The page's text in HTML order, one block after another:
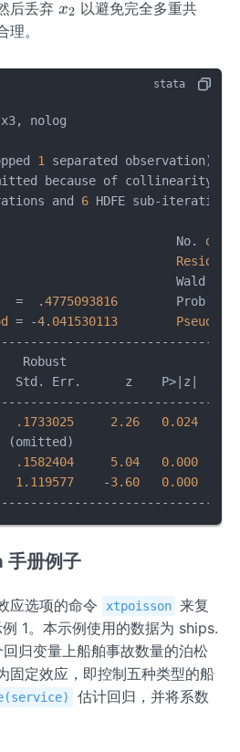
后丢弃 x
x2 以避免完全多重共
。
nolog
1
separated observation)
because of collinearity:
and 6 HDFE sub-
No. of
Residual
Wald
=
.4775093816
Prob
= -4.041530113 Pseudo
Robust
Std. Err.      z    P>|z|
.1733025 2.26 0.024
(omitted)
.1582404 5.04 0.000
1.119577
    -
3.60 0.000
册例子
应选项的命令 xtpoisson 来复
1。本示例使用的数据为 ships.
归变量上船舶事故数量的泊松
固定效应，即控制五种类型的船
估计回归，并将系数